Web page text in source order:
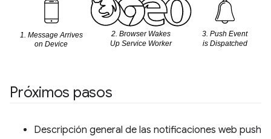
Próximos pasos
Descripción general de las notificaciones web push